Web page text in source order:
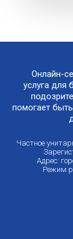
Онлайн-
услуга для
помогает
Частное
Адрес:
Режим